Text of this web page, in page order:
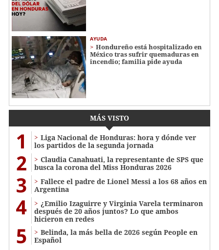
AYUDA
Hondureño está hospitalizado en
México tras sufrir quemaduras en
incendio; familia pide ayuda
MÁS VISTO
1
Liga Nacional de Honduras: hora y dónde ver
los partidos de la segunda jornada
2
Claudia Canahuati, la representante de SPS que
busca la corona del Miss Honduras 2026
3
Fallece el padre de Lionel Messi a los 68 años en
Argentina
4
¿Emilio Izaguirre y Virginia Varela terminaron
después de 20 años juntos? Lo que ambos
hicieron en redes
5
Belinda, la más bella de 2026 según People en
Español